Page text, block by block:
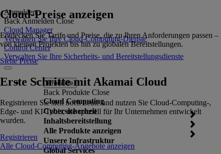
Anmelden
BackAnmelden Close
Cloud Manager
Verwalten Sie Ihre Cloud-Computing-Dienste
Control Center
Verwalten Sie Ihre Sicherheits- und Bereitstellungsdienste
Produkte
Back Produkte Close
Cloud Computing
Cybersicherheit
Inhaltsbereitstellung
Alle Produkte anzeigen
Unsere Infrastruktur
Global Services
Cloud-Preise anzeigen
Entdecken Sie Tarife und Preise, die zu Ihren Anforderungen passen –
von kleinen Projekten bis hin zu globalen Bereitstellungen.
Siehe Preise
Erste Schritte mit Akamai Cloud
Registrieren Sie sich noch heute und nutzen Sie Cloud-Computing-,
Edge- und KI-Tools, die speziell für Ihr Unternehmen entwickelt
wurden.
Registrieren
Alle Cloud-Computing-Angebote anzeigen